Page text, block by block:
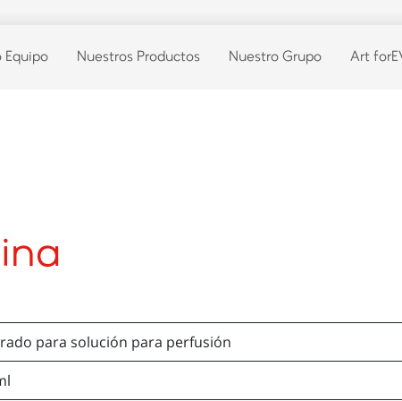
Equipo Nuestros Productos Nuestro Grupo Art
para solución para perfusión